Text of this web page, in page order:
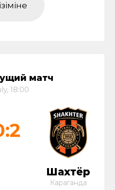
матч
18:00
Шахтёр
Караганда